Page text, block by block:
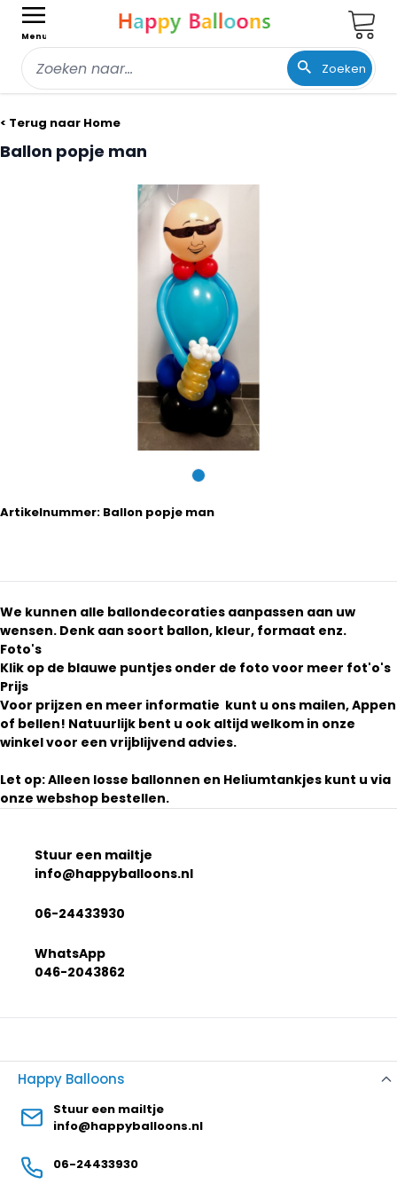
Menu
Zoeken
< Terug naar Home
Ballon popje man
Artikelnummer: Ballon popje man
We kunnen alle ballondecoraties aanpassen aan uw
wensen. Denk aan soort ballon, kleur, formaat enz.
Foto's
Klik op de blauwe puntjes onder de foto voor meer fot'o's
Prijs
Voor prijzen en meer informatie kunt u ons mailen, Appen
of bellen! Natuurlijk bent u ook altijd welkom in onze
winkel voor een vrijblijvend advies.
Let op: Alleen losse ballonnen en Heliumtankjes kunt u via
onze webshop bestellen.
Stuur een mailtje
info@happyballoons.nl
06-24433930
WhatsApp
046-2043862
Happy Balloons
Stuur een mailtje
info@happyballoons.nl
06-24433930